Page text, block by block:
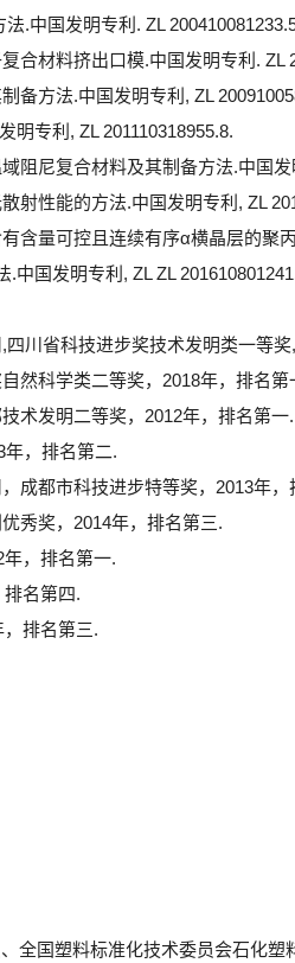
.中国发明专利. ZL
合材料挤出口模.中国发明专利. ZL
备方法.中国发明专利, ZL
明专利, ZL 201110318955.8.
阻尼复合材料及其制备方法.中国发
射性能的方法.中国发明专利, ZL
含量可控且连续有序α横晶层的聚
国发明专利, ZL ZL
川省科技进步奖技术发明类一等
然科学类二等奖，2018年，排名第
术发明二等奖，2012年，排名第一.
，排名第二.
成都市科技进步特等奖，2013年，
秀奖，2014年，排名第三.
，排名第一.
名第四.
排名第三.
全国塑料标准化技术委员会石化